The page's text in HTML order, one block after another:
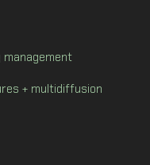
management
+ multidiffusion